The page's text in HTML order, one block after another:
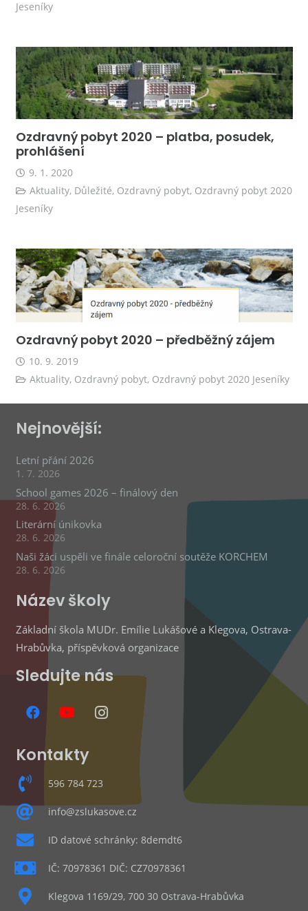
Jeseníky
Ozdravný pobyt 2020 – platba, posudek,
prohlášení
9. 1. 2020
Aktuality, Důležité, Ozdravný pobyt, Ozdravný pobyt 2020
Jeseníky
Ozdravný pobyt 2020 – předběžný zájem
10. 9. 2019
Aktuality, Ozdravný pobyt, Ozdravný pobyt 2020 Jeseníky
Nejnovější:
Letní přání 2026
1. 7. 2026
School games 2026 – finálový den
28. 6. 2026
Literární únikovka
28. 6. 2026
Naši žáci uspěli ve finále celoroční soutěže KORCHEM
28. 6. 2026
Název školy
Základní škola MUDr. Emílie Lukášové a Klegova, Ostrava-
Hrabůvka, příspěvková organizace
Sledujte nás
Kontakty
596 784 723
info@zslukasove.cz
ID datové schránky: 8demdt6
IČ: 70978361 DIČ: CZ70978361
Klegova 1169/29, 700 30 Ostrava-Hrabůvka